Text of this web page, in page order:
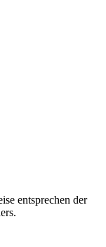
entsprechen der